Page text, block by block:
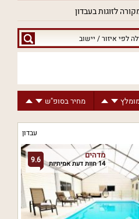
לזוגות בעבדון
מחיר בסופ"ש
עבדון
9.6 מדהים
14 חוות דעת אמיתיות